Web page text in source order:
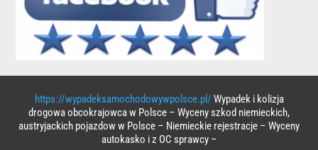
https://wypadeksamochodowywpolsce.pl/ Wypadek i kolizja
drogowa obcokrajowca w Polsce – Wyceny szkod niemieckich,
austryjackich pojazdow w Polsce – Niemieckie rejestracje – Wyceny
autokasko i z OC sprawcy –